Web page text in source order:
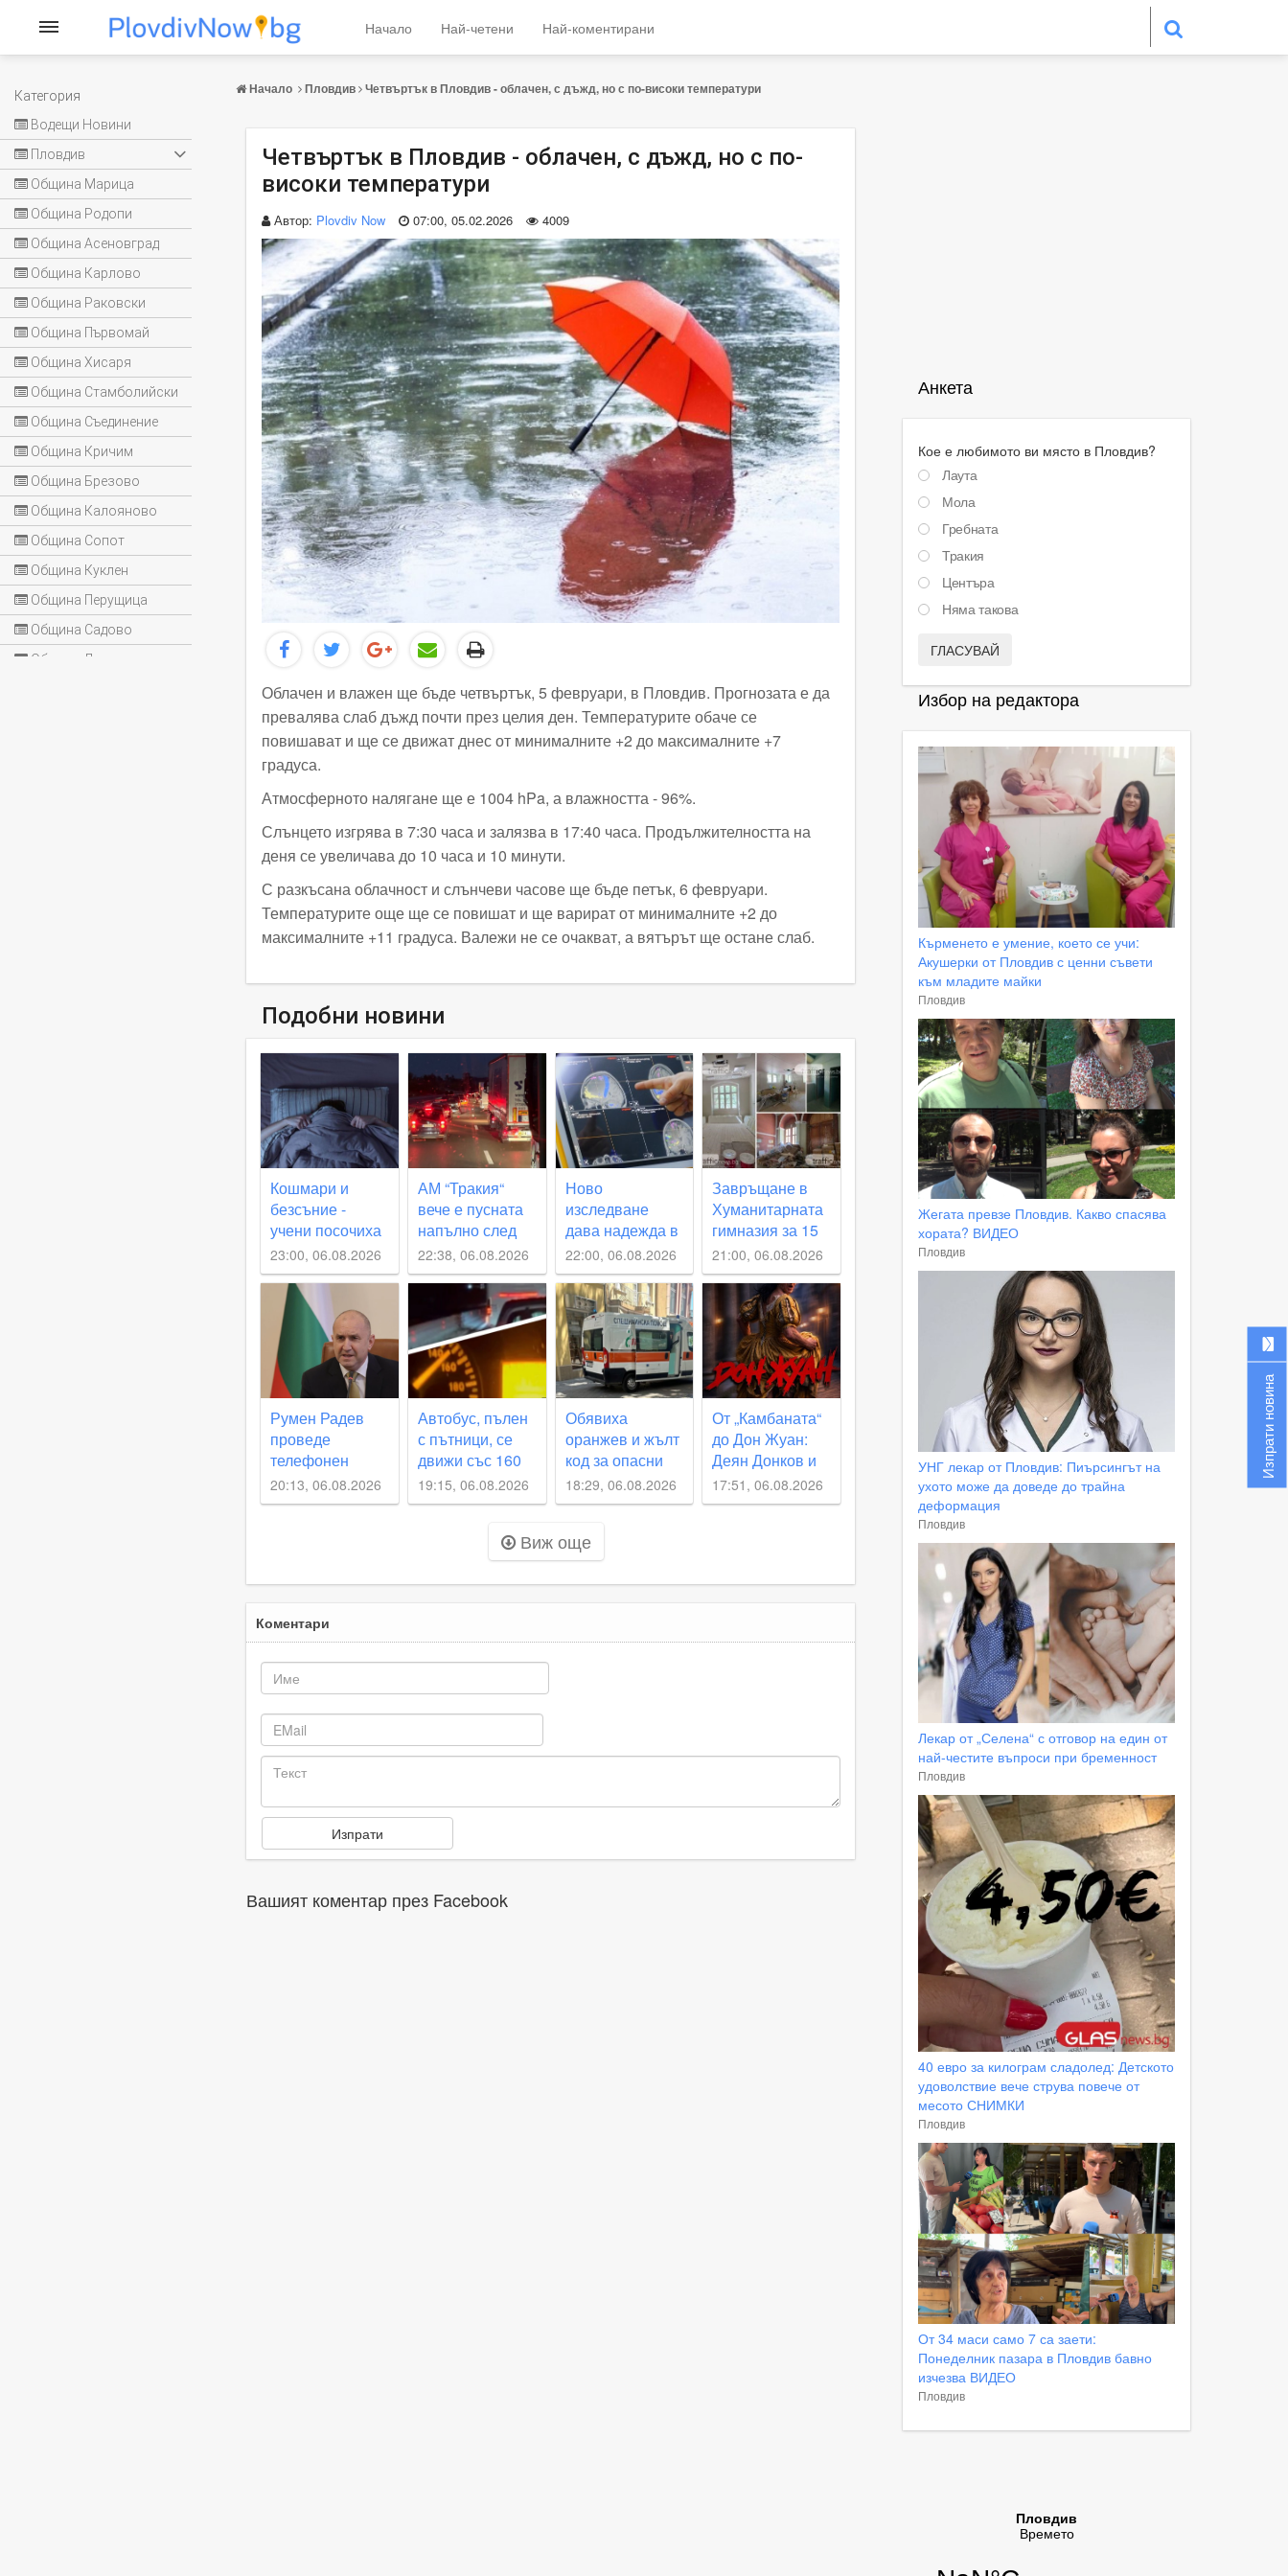
Категория
Водещи Новини
Пловдив
Община Марица
Община Родопи
Община Асеновград
Община Карлово
Община Раковски
Община Първомай
Община Хисаря
Община Стамболийски
Община Съединение
Община Кричим
Община Брезово
Община Калояново
Община Сопот
Община Куклен
Община Перущица
Община Садово
Община Лъки
Начало Най-четени Най-коментирани
Начало Пловдив Четвъртък в Пловдив - облачен, с дъжд, но с по-високи температури
Четвъртък в Пловдив - облачен, с дъжд, но с по-
високи температури
Автор: Plovdiv Now 07:00, 05.02.2026 4009
Облачен и влажен ще бъде четвъртък, 5 февруари, в Пловдив. Прогнозата е да
превалява слаб дъжд почти през целия ден. Температурите обаче се
повишават и ще се движат днес от минималните +2 до максималните +7
градуса.
Атмосферното налягане ще е 1004 hPa, а влажността - 96%.
Слънцето изгрява в 7:30 часа и залязва в 17:40 часа. Продължителността на
деня се увеличава до 10 часа и 10 минути.
С разкъсана облачност и слънчеви часове ще бъде петък, 6 февруари.
Температурите още ще се повишат и ще варират от минималните +2 до
максималните +11 градуса. Валежи не се очакват, а вятърът ще остане слаб.
Подобни новини
Кошмари и
безсъние -
учени посочиха
основателна
причина
23:00, 06.08.2026
АМ “Тракия“
вече е пусната
напълно след
пожара
22:38, 06.08.2026
Ново
изследване
дава надежда в
борбата с
мозъчните
тумори
22:00, 06.08.2026
Завръщане в
Хуманитарната
гимназия за 15
септември –
реален срок или
мисия
невъзможна
ВИДЕО
21:00, 06.08.2026
Румен Радев
проведе
телефонен
разговор с
министъра на
Ед Милибанд
20:13, 06.08.2026
Автобус, пълен
с пътници, се
движи със 160
км/час по
магистралата
19:15, 06.08.2026
Обявиха
оранжев и жълт
код за опасни
жеги утре
18:29, 06.08.2026
От „Камбаната“
до Дон Жуан:
Деян Донков и
Недялко
Славов с нов
17:51, 06.08.2026
Виж още
Коментари
Вашият коментар през Facebook
Анкета
Кое е любимото ви място в Пловдив?
Лаута
Мола
Гребната
Тракия
Центъра
Няма такова
ГЛАСУВАЙ
Избор на редактора
Кърменето е умение, което се учи:
Акушерки от Пловдив с ценни съвети
към младите майки
Пловдив
Жегата превзе Пловдив. Какво спасява
хората? ВИДЕО
Пловдив
УНГ лекар от Пловдив: Пиърсингът на
ухото може да доведе до трайна
деформация
Пловдив
Лекар от „Селена“ с отговор на един от
най-честите въпроси при бременност
Пловдив
40 евро за килограм сладолед: Детското
удоволствие вече струва повече от
месото СНИМКИ
Пловдив
От 34 маси само 7 са заети:
Понеделник пазара в Пловдив бавно
изчезва ВИДЕО
Пловдив
Изпрати новина